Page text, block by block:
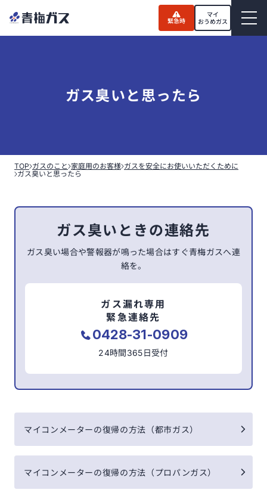
the
緊急時
マイ
おうめガス
ガス臭いと思ったら
TOP ガスのこと 家庭用のお客様 ガスを安全にお使いいただくために
ガス臭いと思ったら
ガス臭いときの連絡先
ガス臭い場合や警報器が鳴った場合はすぐ青梅ガスへ連
絡を。
ガス漏れ専用
緊急連絡先
0428-31-0909
24時間365日受付
マイコンメーターの復帰の方法（都市ガス）
マイコンメーターの復帰の方法（プロパンガス）